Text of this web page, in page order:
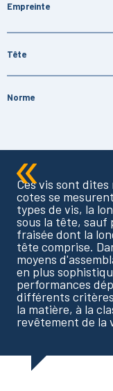
Empreinte
Tête
Norme
Ces vis sont
cotes se
types de vis, la
sous la tête, sauf
fraisée dont la
tête comprise.
moyens
en plus
performances
différents
la matière, à la
revêtement de la